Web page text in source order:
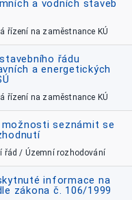
a vodních staveb
řízení na zaměstnance KÚ
řádu
a energetických
řízení na zaměstnance KÚ
seznámit se
řád / Územní rozhodování
informace na
zákona č. 106/1999